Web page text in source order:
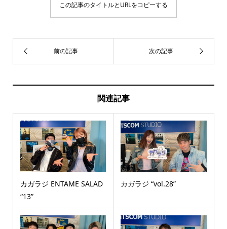
この記事のタイトルとURLをコピーする
関連記事
カガラジ ENTAME SALAD
“13”
カガラジ “vol.28”